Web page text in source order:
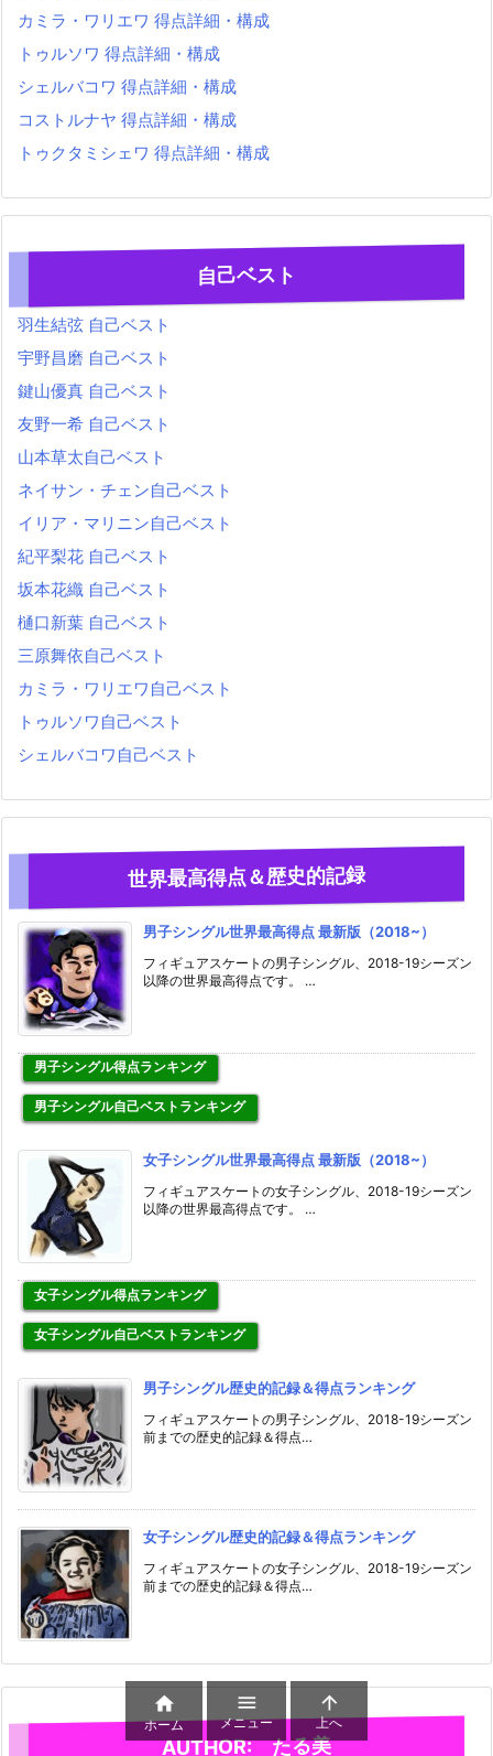
カミラ・ワリエワ 得点詳細・構成
トゥルソワ 得点詳細・構成
シェルバコワ 得点詳細・構成
コストルナヤ 得点詳細・構成
トゥクタミシェワ 得点詳細・構成
自己ベスト
羽生結弦 自己ベスト
宇野昌磨 自己ベスト
鍵山優真 自己ベスト
友野一希 自己ベスト
山本草太自己ベスト
ネイサン・チェン自己ベスト
イリア・マリニン自己ベスト
紀平梨花 自己ベスト
坂本花織 自己ベスト
樋口新葉 自己ベスト
三原舞依自己ベスト
カミラ・ワリエワ自己ベスト
トゥルソワ自己ベスト
シェルバコワ自己ベスト
世界最高得点＆歴史的記録
男子シングル世界最高得点 最新版（2018~）
フィギュアスケートの男子シングル、2018-19シーズン
以降の世界最高得点です。 …
男子シングル得点ランキング
男子シングル自己ベストランキング
女子シングル世界最高得点 最新版（2018~）
フィギュアスケートの女子シングル、2018-19シーズン
以降の世界最高得点です。 …
女子シングル得点ランキング
女子シングル自己ベストランキング
男子シングル歴史的記録＆得点ランキング
フィギュアスケートの男子シングル、2018-19シーズン
前までの歴史的記録＆得点…
女子シングル歴史的記録＆得点ランキング
フィギュアスケートの女子シングル、2018-19シーズン
前までの歴史的記録＆得点…
AUTHOR: たる美

ホーム

メニュー

上へ